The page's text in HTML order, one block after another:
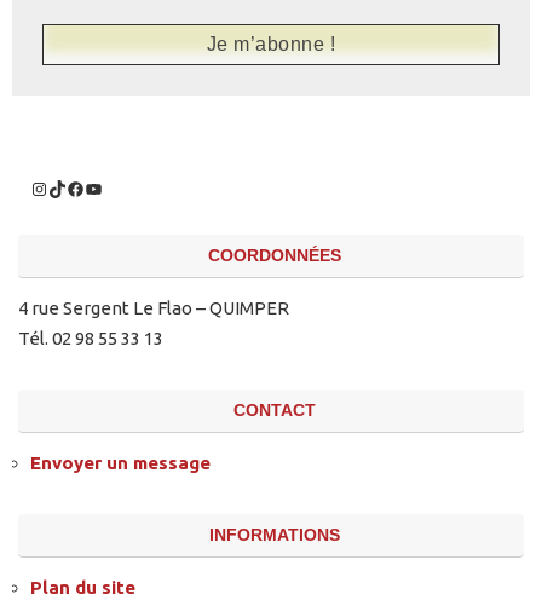
COORDONNÉES
4 rue Sergent Le Flao – QUIMPER
Tél. 02 98 55 33 13
CONTACT
Envoyer un message
INFORMATIONS
Plan du site